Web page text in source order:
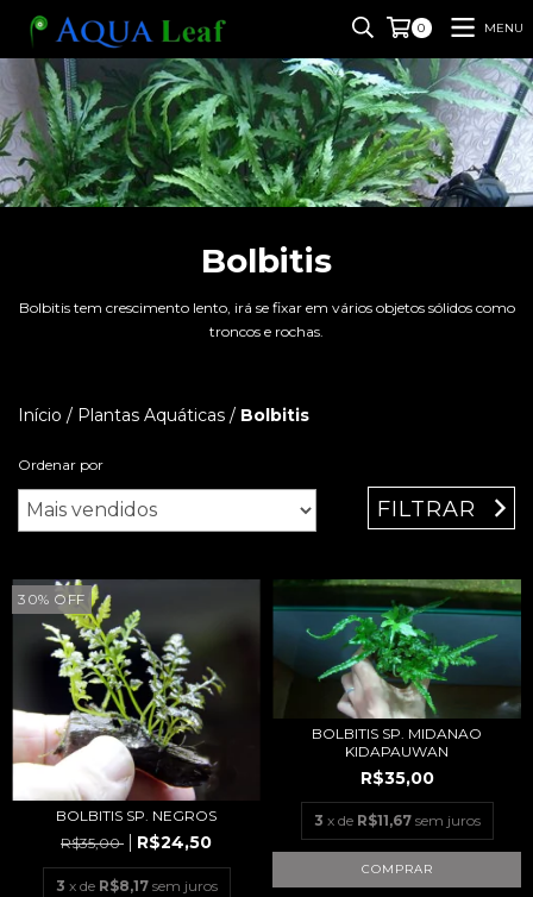
0 MENU
Bolbitis
Bolbitis tem crescimento lento, irá se fixar em vários objetos sólidos como
troncos e rochas.
Início / Plantas Aquáticas / Bolbitis
Ordenar por
FILTRAR
30% OFF
BOLBITIS SP. NEGROS
R$35,00
R$24,50
3 x de R$8,17 sem juros
BOLBITIS SP. MIDANAO
KIDAPAUWAN
R$35,00
3 x de R$11,67 sem juros